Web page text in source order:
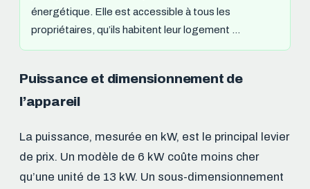
énergétique. Elle est accessible à tous les
propriétaires, qu’ils habitent leur logement …
Puissance et dimensionnement de
l’appareil
La puissance, mesurée en kW, est le principal levier
de prix. Un modèle de 6 kW coûte moins cher
qu’une unité de 13 kW. Un sous-dimensionnement